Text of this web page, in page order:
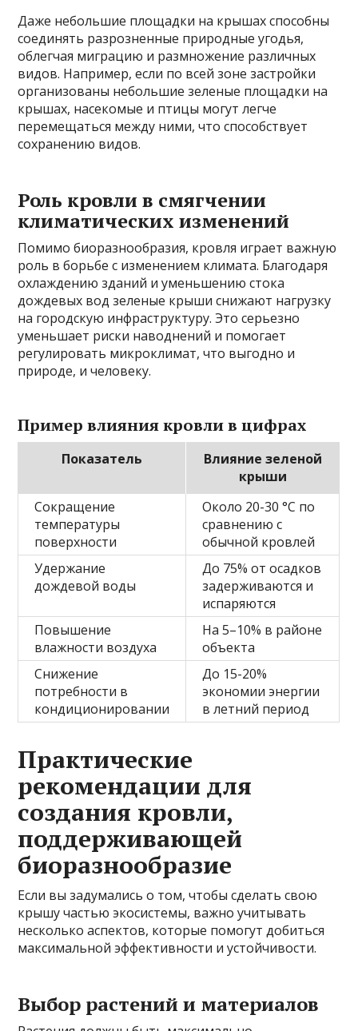
Даже небольшие площадки на крышах способны
соединять разрозненные природные угодья,
облегчая миграцию и размножение различных
видов. Например, если по всей зоне застройки
организованы небольшие зеленые площадки на
крышах, насекомые и птицы могут легче
перемещаться между ними, что способствует
сохранению видов.
Роль кровли в смягчении
климатических изменений
Помимо биоразнообразия, кровля играет важную
роль в борьбе с изменением климата. Благодаря
охлаждению зданий и уменьшению стока
дождевых вод зеленые крыши снижают нагрузку
на городскую инфраструктуру. Это серьезно
уменьшает риски наводнений и помогает
регулировать микроклимат, что выгодно и
природе, и человеку.
Пример влияния кровли в цифрах
Показатель
Влияние зеленой
крыши
Сокращение
температуры
поверхности
Около 20-30 °C по
сравнению с
обычной кровлей
Удержание
дождевой воды
До 75% от осадков
задерживаются и
испаряются
Повышение
влажности воздуха
На 5–10% в районе
объекта
Снижение
потребности в
кондиционировании
До 15-20%
экономии энергии
в летний период
Практические
рекомендации для
создания кровли,
поддерживающей
биоразнообразие
Если вы задумались о том, чтобы сделать свою
крышу частью экосистемы, важно учитывать
несколько аспектов, которые помогут добиться
максимальной эффективности и устойчивости.
Выбор растений и материалов